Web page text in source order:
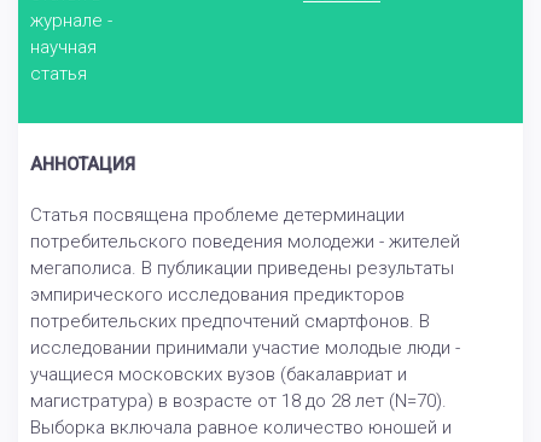
журнале -
научная
статья
АННОТАЦИЯ
Статья посвящена проблеме детерминации
потребительского поведения молодежи - жителей
мегаполиса. В публикации приведены результаты
эмпирического исследования предикторов
потребительских предпочтений смартфонов. В
исследовании принимали участие молодые люди -
учащиеся московских вузов (бакалавриат и
магистратура) в возрасте от 18 до 28 лет (N=70).
Выборка включала равное количество юношей и